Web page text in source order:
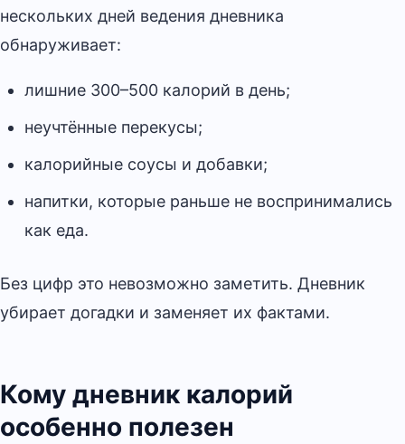
нескольких дней ведения дневника
обнаруживает:
лишние 300–500 калорий в день;
неучтённые перекусы;
калорийные соусы и добавки;
напитки, которые раньше не воспринимались
как еда.
Без цифр это невозможно заметить. Дневник
убирает догадки и заменяет их фактами.
Кому дневник калорий
особенно полезен